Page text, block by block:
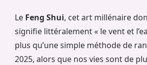
Le Feng Shui, cet art millénaire
signifie littéralement « le vent et
plus qu’une simple méthode de
2025, alors que nos vies sont de